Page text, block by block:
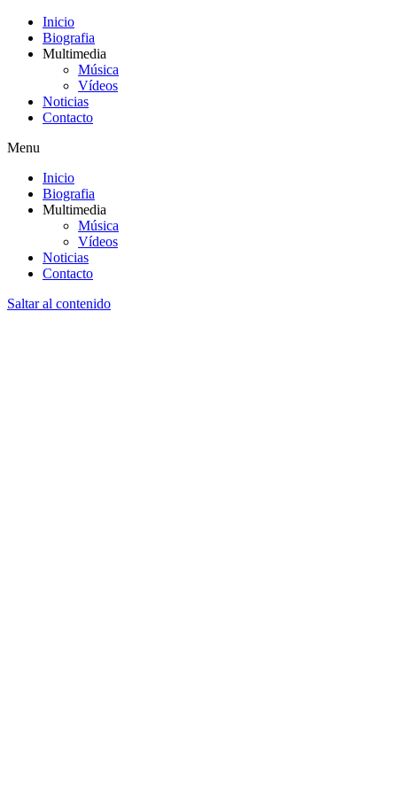
Inicio
Biografia
Multimedia
Música
Vídeos
Noticias
Contacto
Menu
Inicio
Biografia
Multimedia
Música
Vídeos
Noticias
Contacto
Saltar al contenido